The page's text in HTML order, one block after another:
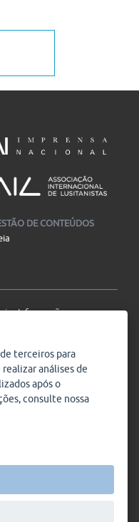
em Belo Horizonte...
DE CONTEÚDOS
Informação
Legal
do site
NOS
terceiros para
análises de
após o
consulte nossa